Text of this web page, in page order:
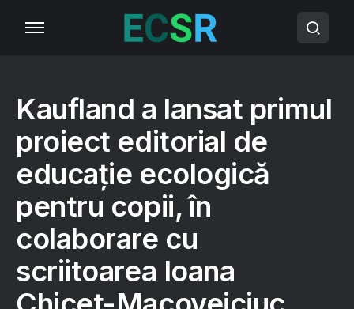
Kaufland a lansat primul
proiect editorial de
educație ecologică
pentru copii, în
colaborare cu
scriitoarea Ioana